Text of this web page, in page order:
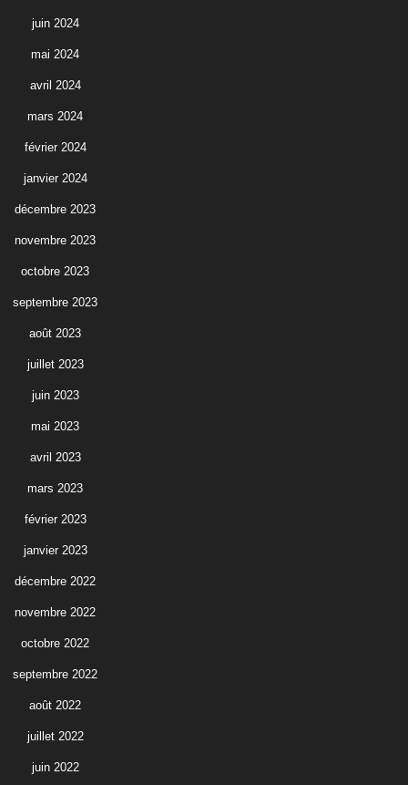
juin 2024
mai 2024
avril 2024
mars 2024
février 2024
janvier 2024
décembre 2023
novembre 2023
octobre 2023
septembre 2023
août 2023
juillet 2023
juin 2023
mai 2023
avril 2023
mars 2023
février 2023
janvier 2023
décembre 2022
novembre 2022
octobre 2022
septembre 2022
août 2022
juillet 2022
juin 2022